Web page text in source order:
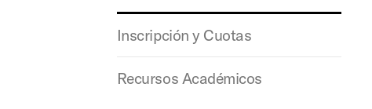
Inscripción y Cuotas
Recursos Académicos